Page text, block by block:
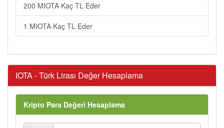
200 MIOTA Kaç TL Eder
1 MIOTA Kaç TL Eder
IOTA - Türk Lirası Değer Hesaplama
Kripto Para Değeri Hesaplama